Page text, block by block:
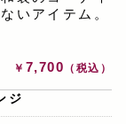
いアイテム。
￥ 7,700 （税込）
ジ